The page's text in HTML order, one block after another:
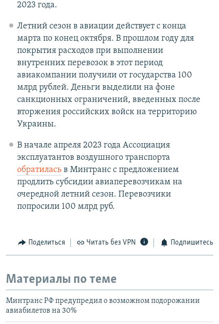
2023 года.
Летний сезон в авиации действует с конца
марта по конец октября. В прошлом году для
покрытия расходов при выполнении
внутренних перевозок в этот период
авиакомпании получили от государства 100
млрд рублей. Деньги выделили на фоне
санкционных ограничений, введенных после
вторжения российских войск на территорию
Украины.
В начале апреля 2023 года Ассоциация
эксплуатантов воздушного транспорта
обратиласьв Минтранс с предложением
продлить субсидии авиаперевозчикам на
очередной летний сезон. Перевозчики
попросили 100 млрд руб.
Поделиться Читать без VPN Подпишитесь
Материалы по теме
Минтранс РФ предупредил о возможном подорожании
авиабилетов на 30%